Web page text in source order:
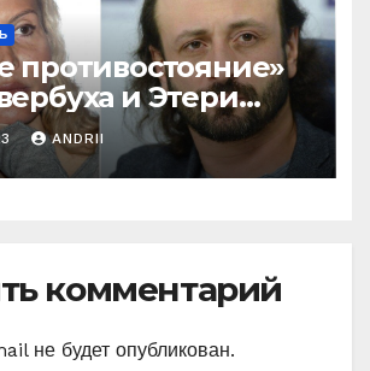
противостояние»
и Этери
Кто же
одеяло» на
ANDRII
комментарий
не будет опубликован.